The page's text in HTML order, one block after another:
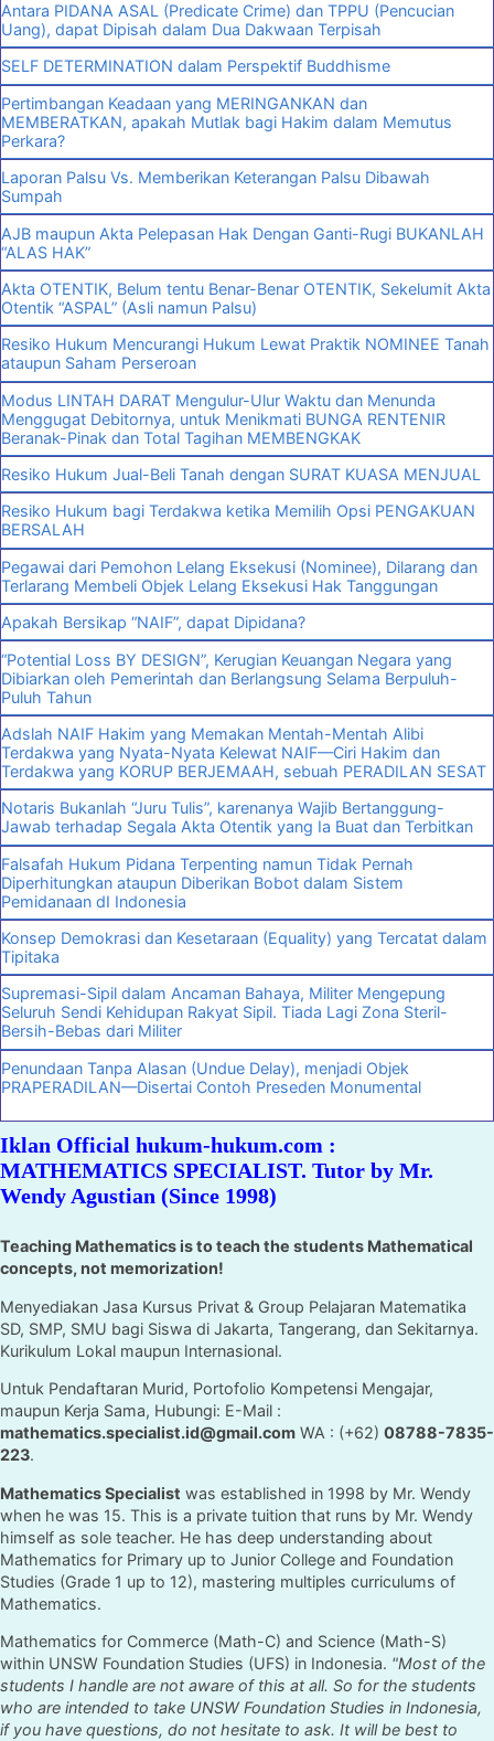
Antara PIDANA ASAL (Predicate Crime) dan TPPU (Pencucian
Uang), dapat Dipisah dalam Dua Dakwaan Terpisah
SELF DETERMINATION dalam Perspektif Buddhisme
Pertimbangan Keadaan yang MERINGANKAN dan
MEMBERATKAN, apakah Mutlak bagi Hakim dalam Memutus
Perkara?
Laporan Palsu Vs. Memberikan Keterangan Palsu Dibawah
Sumpah
AJB maupun Akta Pelepasan Hak Dengan Ganti-Rugi BUKANLAH
“ALAS HAK”
Akta OTENTIK, Belum tentu Benar-Benar OTENTIK, Sekelumit Akta
Otentik “ASPAL” (Asli namun Palsu)
Resiko Hukum Mencurangi Hukum Lewat Praktik NOMINEE Tanah
ataupun Saham Perseroan
Modus LINTAH DARAT Mengulur-Ulur Waktu dan Menunda
Menggugat Debitornya, untuk Menikmati BUNGA RENTENIR
Beranak-Pinak dan Total Tagihan MEMBENGKAK
Resiko Hukum Jual-Beli Tanah dengan SURAT KUASA MENJUAL
Resiko Hukum bagi Terdakwa ketika Memilih Opsi PENGAKUAN
BERSALAH
Pegawai dari Pemohon Lelang Eksekusi (Nominee), Dilarang dan
Terlarang Membeli Objek Lelang Eksekusi Hak Tanggungan
Apakah Bersikap “NAIF”, dapat Dipidana?
“Potential Loss BY DESIGN”, Kerugian Keuangan Negara yang
Dibiarkan oleh Pemerintah dan Berlangsung Selama Berpuluh-
Puluh Tahun
Adslah NAIF Hakim yang Memakan Mentah-Mentah Alibi
Terdakwa yang Nyata-Nyata Kelewat NAIF—Ciri Hakim dan
Terdakwa yang KORUP BERJEMAAH, sebuah PERADILAN SESAT
Notaris Bukanlah “Juru Tulis”, karenanya Wajib Bertanggung-
Jawab terhadap Segala Akta Otentik yang Ia Buat dan Terbitkan
Falsafah Hukum Pidana Terpenting namun Tidak Pernah
Diperhitungkan ataupun Diberikan Bobot dalam Sistem
Pemidanaan dI Indonesia
Konsep Demokrasi dan Kesetaraan (Equality) yang Tercatat dalam
Tipitaka
Supremasi-Sipil dalam Ancaman Bahaya, Militer Mengepung
Seluruh Sendi Kehidupan Rakyat Sipil. Tiada Lagi Zona Steril-
Bersih-Bebas dari Militer
Penundaan Tanpa Alasan (Undue Delay), menjadi Objek
PRAPERADILAN—Disertai Contoh Preseden Monumental
Iklan Official hukum-hukum.com :
MATHEMATICS SPECIALIST. Tutor by Mr.
Wendy Agustian (Since 1998)
Teaching Mathematics is to teach the students Mathematical
concepts, not memorization!
Menyediakan Jasa Kursus Privat & Group Pelajaran Matematika
SD, SMP, SMU bagi Siswa di Jakarta, Tangerang, dan Sekitarnya.
Kurikulum Lokal maupun Internasional.
Untuk Pendaftaran Murid, Portofolio Kompetensi Mengajar,
maupun Kerja Sama, Hubungi: E-Mail :
mathematics.specialist.id@gmail.com WA : (+62) 08788-7835-
223.
Mathematics Specialist was established in 1998 by Mr. Wendy
when he was 15. This is a private tuition that runs by Mr. Wendy
himself as sole teacher. He has deep understanding about
Mathematics for Primary up to Junior College and Foundation
Studies (Grade 1 up to 12), mastering multiples curriculums of
Mathematics.
Mathematics for Commerce (Math-C) and Science (Math-S)
within UNSW Foundation Studies (UFS) in Indonesia. "Most of the
students I handle are not aware of this at all. So for the students
who are intended to take UNSW Foundation Studies in Indonesia,
if you have questions, do not hesitate to ask. It will be best to